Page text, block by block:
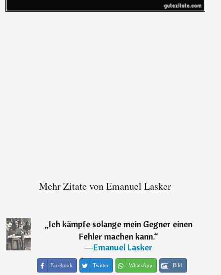
Mehr Zitate von Emanuel Lasker
„Ich kämpfe solange mein Gegner einen
Fehler machen kann.“
―Emanuel Lasker
Facebook Twitter WhatsApp Bild